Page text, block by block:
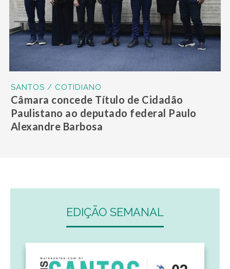
SANTOS / COTIDIANO
Câmara concede Título de Cidadão
Paulistano ao deputado federal Paulo
Alexandre Barbosa
EDIÇÃO SEMANAL